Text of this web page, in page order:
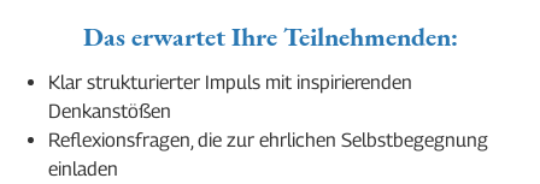
Das erwartet Ihre Teilnehmenden:
Klar strukturierter Impuls mit inspirierenden
Denkanstößen
Reflexionsfragen, die zur ehrlichen Selbstbegegnung
einladen